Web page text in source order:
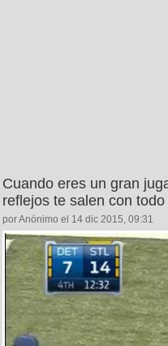
Cuando eres un gran
reflejos te salen con
por Anónimo el 14 dic 2015, 09:31